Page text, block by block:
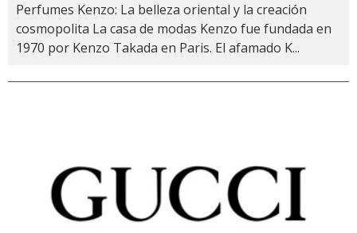
Perfumes Kenzo: La belleza oriental y la creación
cosmopolita La casa de modas Kenzo fue fundada en
1970 por Kenzo Takada en Paris. El afamado K...